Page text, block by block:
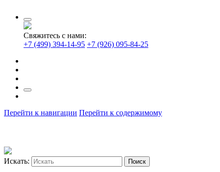
Свяжитесь с нами:
+7 (499) 394-14-95 +7 (926) 095-84-25
Перейти к навигации Перейти к содержимому
Искать: